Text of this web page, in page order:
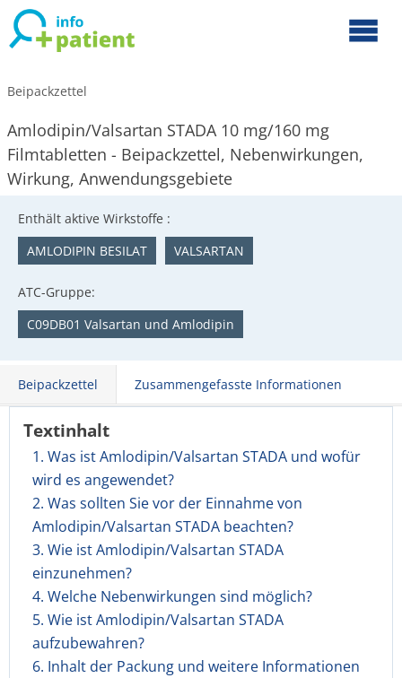
Beipackzettel
Amlodipin/Valsartan STADA 10 mg/160 mg
Filmtabletten - Beipackzettel, Nebenwirkungen,
Wirkung, Anwendungsgebiete
Enthält aktive Wirkstoffe :
AMLODIPIN BESILAT
VALSARTAN
ATC-Gruppe:
C09DB01 Valsartan und Amlodipin
Beipackzettel Zusammengefasste Informationen
Textinhalt
1. Was ist Amlodipin/Valsartan STADA und wofür
wird es angewendet?
2. Was sollten Sie vor der Einnahme von
Amlodipin/Valsartan STADA beachten?
3. Wie ist Amlodipin/Valsartan STADA
einzunehmen?
4. Welche Nebenwirkungen sind möglich?
5. Wie ist Amlodipin/Valsartan STADA
aufzubewahren?
6. Inhalt der Packung und weitere Informationen